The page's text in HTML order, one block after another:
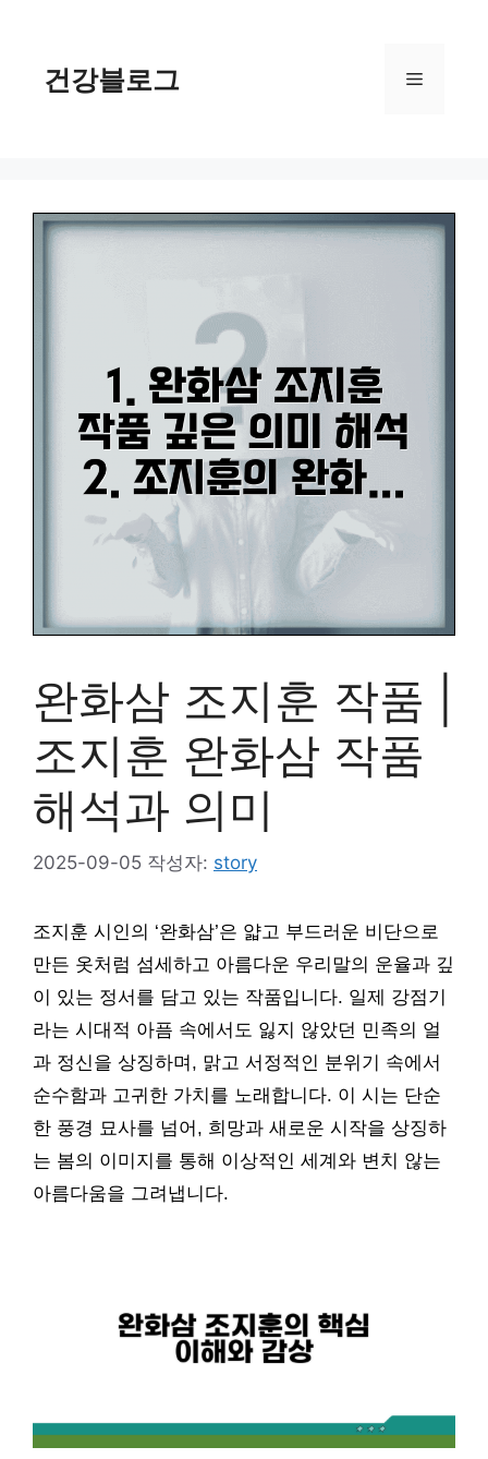
건강블로그 메
완화삼 조지훈 작품 |
조지훈 완화삼 작품
해석과 의미
2025-09-05 작성자: story
조지훈 시인의 ‘완화삼’은 얇고 부드러운 비단으로
만든 옷처럼 섬세하고 아름다운 우리말의 운율과 깊
이 있는 정서를 담고 있는 작품입니다. 일제 강점기
라는 시대적 아픔 속에서도 잃지 않았던 민족의 얼
과 정신을 상징하며, 맑고 서정적인 분위기 속에서
순수함과 고귀한 가치를 노래합니다. 이 시는 단순
한 풍경 묘사를 넘어, 희망과 새로운 시작을 상징하
는 봄의 이미지를 통해 이상적인 세계와 변치 않는
아름다움을 그려냅니다.